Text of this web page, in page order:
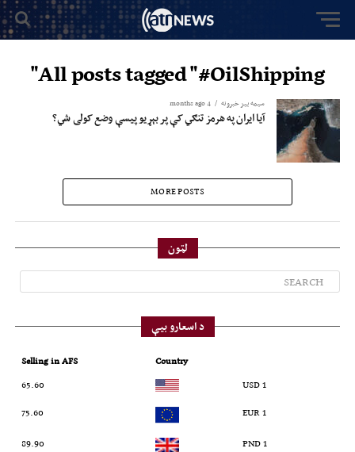
All posts tagged "#OilShipping"
سیمه ییز خبرونه 4 months ago
آیا ایران په هرمز تنګي کې پر بېړیو پیسې وضع کولی شي؟
MORE POSTS
لټون
د اسعارو بیې
Country
Selling in AFS
1 USD
65.60
1 EUR
75.60
1 PND
89.90